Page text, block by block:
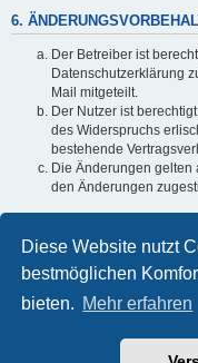
Diese Website nutzt
bestmöglichen
bieten. Mehr erfahren
6.
Der Betreiber ist
Datenschutzerklärung
Mail mitgeteilt.
Der Nutzer ist
des Widerspruchs
bestehende
Die Änderungen
den Änderungen
Informationen über den
in der
Startseite Foren-Übersicht
Powered by